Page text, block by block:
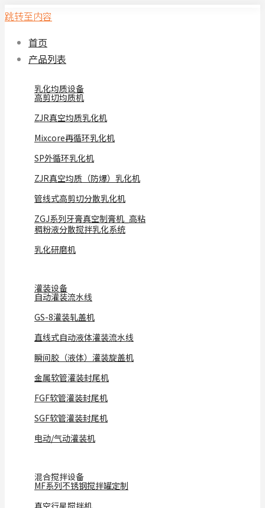
跳转至内容
首页
产品列表
乳化均质设备
高剪切均质机
ZJR真空均质乳化机
Mixcore再循环乳化机
SP外循环乳化机
ZJR真空均质（防爆）乳化机
管线式高剪切分散乳化机
ZGJ系列牙膏真空制膏机_高粘
稠粉液分散搅拌乳化系统
乳化研磨机
灌装设备
自动灌装流水线
GS-8灌装轧盖机
直线式自动液体灌装流水线
瞬间胶（液体）灌装旋盖机
金属软管灌装封尾机
FGF软管灌装封尾机
SGF软管灌装封尾机
电动/气动灌装机
混合搅拌设备
MF系列不锈钢搅拌罐定制
真空行星搅拌机